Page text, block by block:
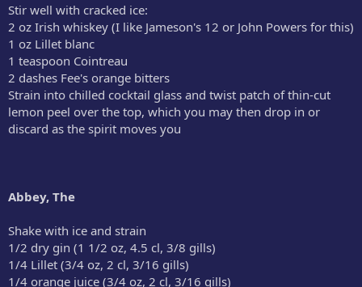
Stir well with cracked ice:
2 oz Irish whiskey (I like Jameson's 12 or John Powers for this)
1 oz Lillet blanc
1 teaspoon Cointreau
2 dashes Fee's orange bitters
Strain into chilled cocktail glass and twist patch of thin-cut
lemon peel over the top, which you may then drop in or
discard as the spirit moves you
Abbey, The
Shake with ice and strain
1/2 dry gin (1 1/2 oz, 4.5 cl, 3/8 gills)
1/4 Lillet (3/4 oz, 2 cl, 3/16 gills)
1/4 orange juice (3/4 oz, 2 cl, 3/16 gills)